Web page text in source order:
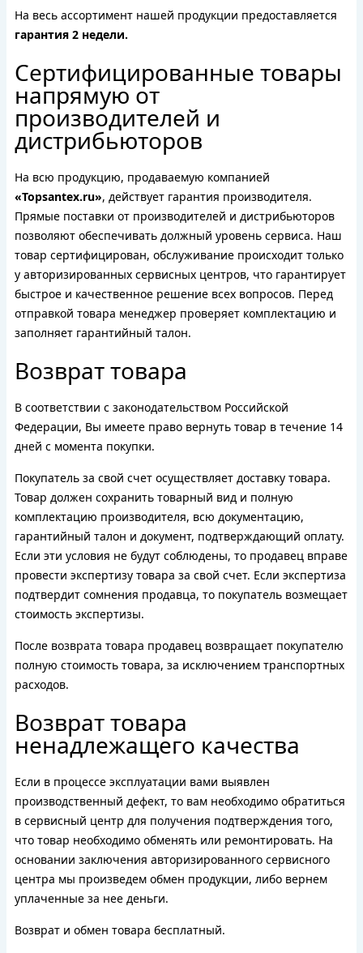
На весь ассортимент нашей продукции предоставляется
гарантия 2 недели.
Сертифицированные товары
напрямую от
производителей и
дистрибьюторов
На всю продукцию, продаваемую компанией
«Topsantex.ru», действует гарантия производителя.
Прямые поставки от производителей и дистрибьюторов
позволяют обеспечивать должный уровень сервиса. Наш
товар сертифицирован, обслуживание происходит только
у авторизированных сервисных центров, что гарантирует
быстрое и качественное решение всех вопросов. Перед
отправкой товара менеджер проверяет комплектацию и
заполняет гарантийный талон.
Возврат товара
В соответствии с законодательством Российской
Федерации, Вы имеете право вернуть товар в течение 14
дней с момента покупки.
Покупатель за свой счет осуществляет доставку товара.
Товар должен сохранить товарный вид и полную
комплектацию производителя, всю документацию,
гарантийный талон и документ, подтверждающий оплату.
Если эти условия не будут соблюдены, то продавец вправе
провести экспертизу товара за свой счет. Если экспертиза
подтвердит сомнения продавца, то покупатель возмещает
стоимость экспертизы.
После возврата товара продавец возвращает покупателю
полную стоимость товара, за исключением транспортных
расходов.
Возврат товара
ненадлежащего качества
Если в процессе эксплуатации вами выявлен
производственный дефект, то вам необходимо обратиться
в сервисный центр для получения подтверждения того,
что товар необходимо обменять или ремонтировать. На
основании заключения авторизированного сервисного
центра мы произведем обмен продукции, либо вернем
уплаченные за нее деньги.
Возврат и обмен товара бесплатный.